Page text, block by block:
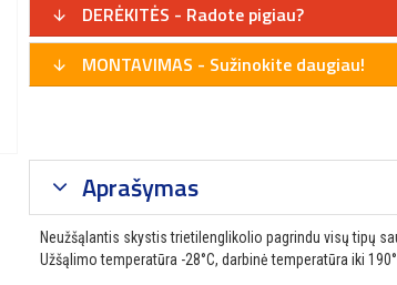
DERĖKITĖS - Radote pigiau?
MONTAVIMAS - Sužinokite daugiau!
Aprašymas
Neužšąlantis skystis trietilenglikolio pagrindu visų tipų
Užšąlimo temperatūra -28°C, darbinė temperatūra iki